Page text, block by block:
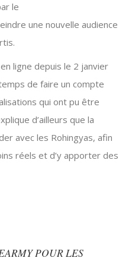
le
une nouvelle audience
ligne depuis le 2 janvier
de faire un compte
qui ont pu être
d’ailleurs que la
avec les Rohingyas, afin
réels et d’y apporter des
POUR LES